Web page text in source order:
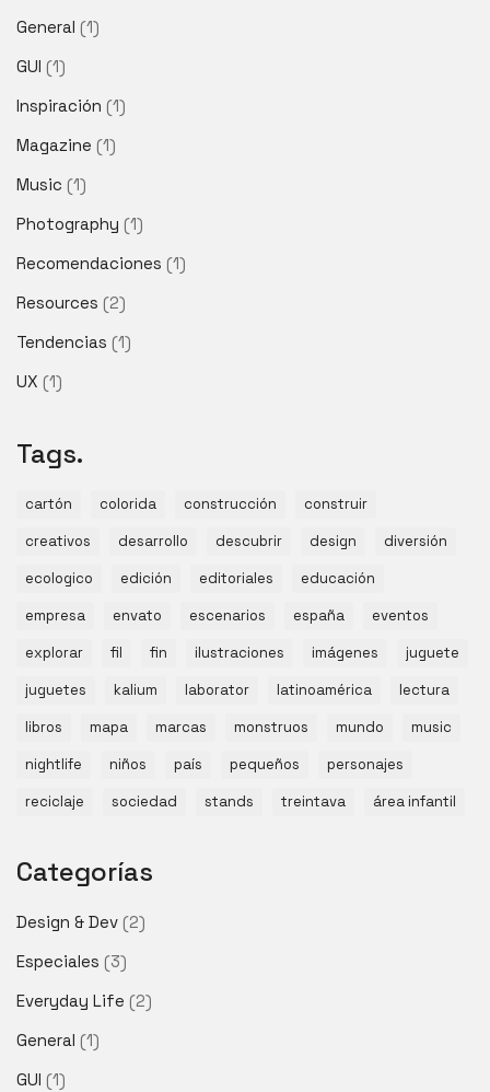
General (1)
GUI (1)
Inspiración (1)
Magazine (1)
Music (1)
Photography (1)
Recomendaciones (1)
Resources (2)
Tendencias (1)
UX (1)
Tags.
cartón colorida construcción
construir
creativos
desarrollo descubrir design
diversión
ecologico
edición editoriales
educación
empresa
envato escenarios españa
eventos
explorar
fil fin ilustraciones imágenes
juguete
juguetes
kalium laborator latinoamérica
lectura
libros
mapa marcas monstruos mundo
music
nightlife
niños país pequeños
personajes
reciclaje
sociedad stands treintava área infantil
Categorías
Design & Dev (2)
Especiales (3)
Everyday Life (2)
General (1)
GUI (1)